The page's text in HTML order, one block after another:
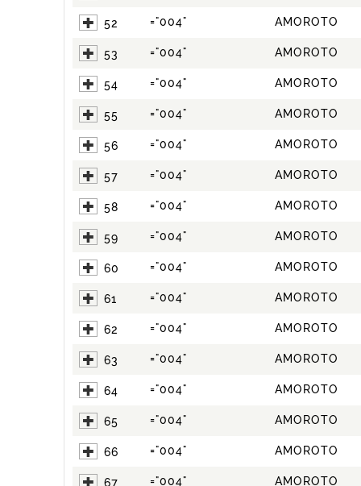
52 ="004" AMOROTO
53 ="004" AMOROTO
54 ="004" AMOROTO
55 ="004" AMOROTO
56 ="004" AMOROTO
57 ="004" AMOROTO
58 ="004" AMOROTO
59 ="004" AMOROTO
60 ="004" AMOROTO
61 ="004" AMOROTO
62 ="004" AMOROTO
63 ="004" AMOROTO
64 ="004" AMOROTO
65 ="004" AMOROTO
66 ="004" AMOROTO
67 ="004" AMOROTO